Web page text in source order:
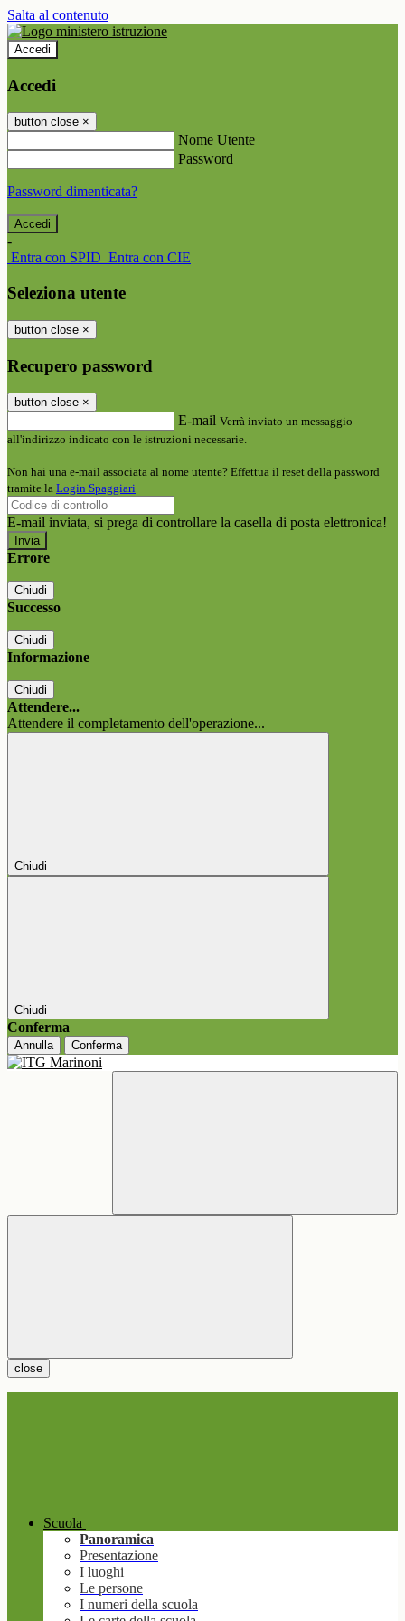
Salta al contenuto
Accedi
Accedi
button close ×
Nome Utente
Password
Password dimenticata?
-
Entra con SPID Entra con CIE
Seleziona utente
button close ×
Recupero password
button close ×
E-mail Verrà inviato un messaggio
all'indirizzo indicato con le istruzioni necessarie.
Non hai una e-mail associata al nome utente? Effettua il reset della password
tramite la Login Spaggiari
E-mail inviata, si prega di controllare la casella di posta elettronica!
Errore
Chiudi
Successo
Chiudi
Informazione
Chiudi
Attendere...
Attendere il completamento dell'operazione...
Chiudi
Chiudi
Conferma
Annulla Conferma
close
Scuola
Panoramica
Presentazione
I luoghi
Le persone
I numeri della scuola